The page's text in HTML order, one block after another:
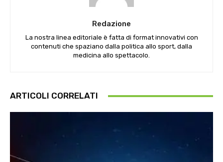
Redazione
La nostra linea editoriale è fatta di format innovativi con
contenuti che spaziano dalla politica allo sport, dalla
medicina allo spettacolo.
ARTICOLI CORRELATI